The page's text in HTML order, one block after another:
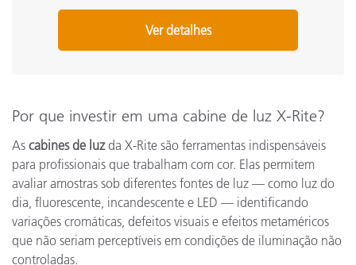
Ver detalhes
Por que investir em uma cabine de luz X-Rite?
As cabines de luzda X-Rite são ferramentas indispensáveis
para profissionais que trabalham com cor. Elas permitem
avaliar amostras sob diferentes fontes de luz — como luz do
dia, fluorescente, incandescente e LED — identificando
variações cromáticas, defeitos visuais e efeitos metaméricos
que não seriam perceptíveis em condições de iluminação não
controladas.